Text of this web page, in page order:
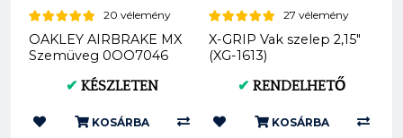
20 vélemény
OAKLEY AIRBRAKE MX
Szemüveg 0OO7046
black 7046C0
✔ KÉSZLETEN
KOSÁRBA
27 vélemény
X-GRIP Vak szelep 2,15"
(XG-1613)
✔ RENDELHETŐ
KOSÁRBA